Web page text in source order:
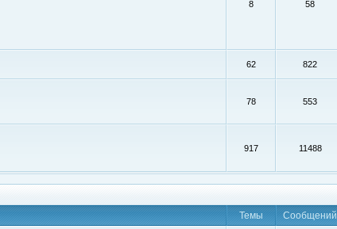
8 58
62 822
78 553
917 11488
Темы Сообщений